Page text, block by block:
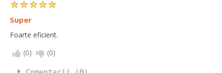
Super
Foarte eficient.
(0) (0)